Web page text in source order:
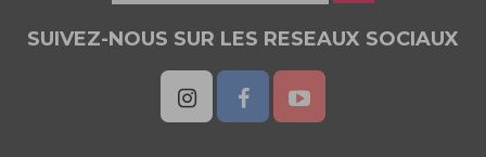
SUIVEZ-NOUS SUR LES RESEAUX SOCIAUX